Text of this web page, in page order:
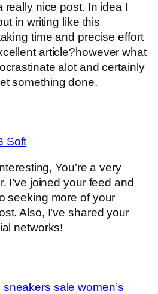
really nice post. In idea I
in writing like this
time and precise effort
article?however what
alot and certainly
something done.
Soft
You’re a very
I’ve joined your feed and
seeking more of your
Also, I’ve shared your
networks!
sale women’s